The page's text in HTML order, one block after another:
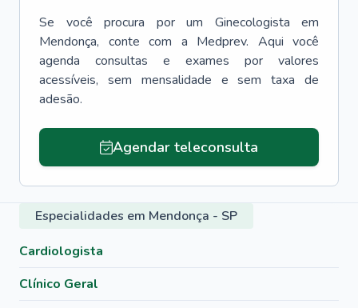
Se você procura por um Ginecologista
em
Mendonça, conte com a Medprev. Aqui você
agenda consultas e exames por valores
acessíveis, sem mensalidade e sem taxa de
adesão.
Agendar teleconsulta
Especialidades em Mendonça - SP
Cardiologista
Clínico Geral